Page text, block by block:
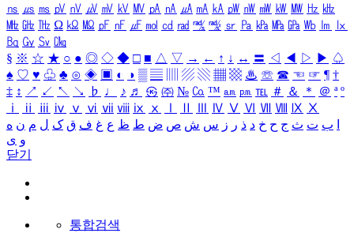
㎱ ㎲ ㎳ ㎴ ㎵ ㎶ ㎷ ㎸ ㎹ ㎀ ㎁ ㎂ ㎃ ㎄ ㎺ ㎻ ㎽ ㎾ ㎿ ㎐ ㎑
㎒ ㎓ ㎔ Ω ㏀ ㏁ ㎊ ㎋ ㎌ ㏖ ㏅ ㎭ ㎮ ㎯ ㏛ ㎩ ㎪ ㎫ ㎬ ㏝ ㏐
㏓
㏃ ㏉ ㏜ ㏆
§ ※ ☆ ★ ○ ● ◎ ◇ ◆ □ ■ △ ▽ → ← ↑ ↓ ↔ 〓 ◁ ◀ ▷ ▶ ♤
♠ ♡ ♥ ♧ ♣ ⊙ ◈ ▣ ◐ ◑ ▒ ▤ ▨ ▧ ▦ ▩ ♨ ☏ ☎ ☜ ☞ ¶ †
‡ ↕ ↗ ↙ ↖ ↘ ♭ ♩ ♪ ♬ ㉿ ㈜ № ㏇ ™ ㏂ ㏘ ℡ ＃ ＆ ＊ ＠ ª º
ⅰ
ⅱ ⅲ ⅳ ⅴ ⅵ ⅶ ⅷ ⅸ ⅹ Ⅳ Ⅴ Ⅵ Ⅶ Ⅷ Ⅸ Ⅹ
ب ت ث ج ح خ د ذ ر ز س ش ص ض ط ظ ع غ ف ق ک ل م ن ه
و ی
닫기
통합검색